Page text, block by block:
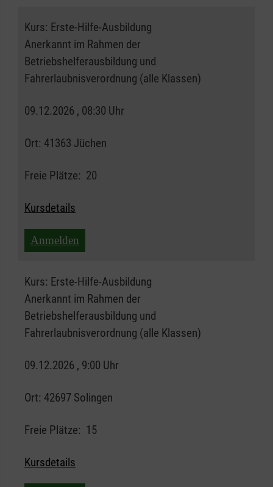
Kurs: Erste-Hilfe-Ausbildung
Anerkannt im Rahmen der
Betriebshelferausbildung und
Fahrerlaubnisverordnung (alle Klassen)
09.12.2026 , 08:30 Uhr
Ort: 41363 Jüchen
Freie Plätze: 20
Kursdetails
Anmelden
Kurs: Erste-Hilfe-Ausbildung
Anerkannt im Rahmen der
Betriebshelferausbildung und
Fahrerlaubnisverordnung (alle Klassen)
09.12.2026 , 9:00 Uhr
Ort: 42697 Solingen
Freie Plätze: 15
Kursdetails